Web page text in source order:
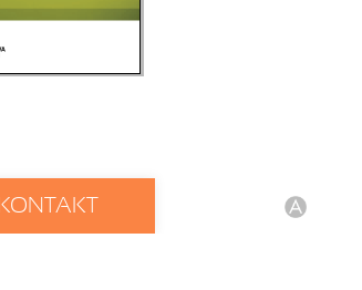
KONTAKT